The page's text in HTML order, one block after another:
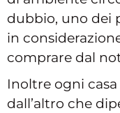
dubbio, uno dei
in
comprare dal
Inoltre ogni
dall’altro che